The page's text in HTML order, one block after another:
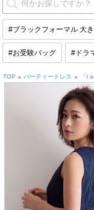
#ブラックフォーマル 大
#お受験バッグ #ドラ
TOP > パーティードレス > 「I